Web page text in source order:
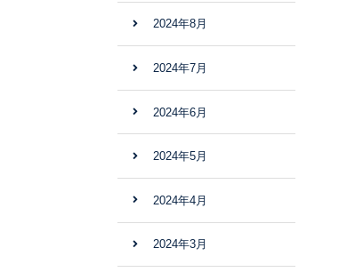
2024年8月
2024年7月
2024年6月
2024年5月
2024年4月
2024年3月